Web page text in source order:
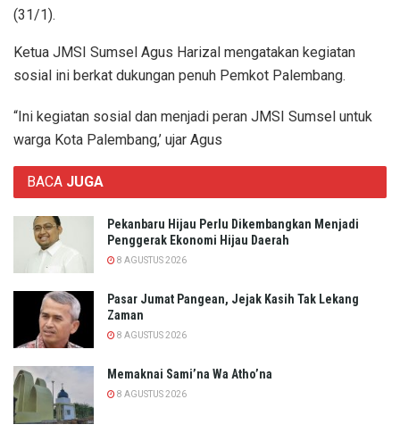
(31/1).
Ketua JMSI Sumsel Agus Harizal mengatakan kegiatan
sosial ini berkat dukungan penuh Pemkot Palembang.
“Ini kegiatan sosial dan menjadi peran JMSI Sumsel untuk
warga Kota Palembang,’ ujar Agus
BACA JUGA
Pekanbaru Hijau Perlu Dikembangkan Menjadi
Penggerak Ekonomi Hijau Daerah
8 AGUSTUS 2026
Pasar Jumat Pangean, Jejak Kasih Tak Lekang
Zaman
8 AGUSTUS 2026
Memaknai Sami’na Wa Atho’na
8 AGUSTUS 2026